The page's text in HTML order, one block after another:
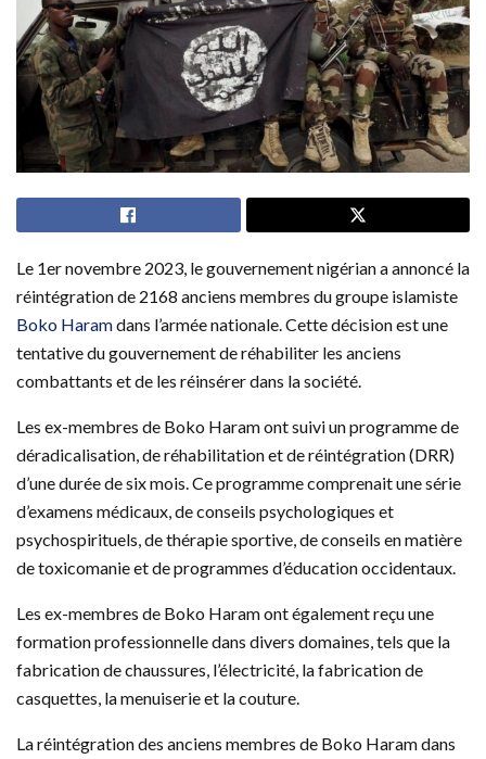
Le 1er novembre 2023, le gouvernement nigérian a annoncé la
réintégration de 2168 anciens membres du groupe islamiste
Boko Haramdans l’armée nationale. Cette décision est une
tentative du gouvernement de réhabiliter les anciens
combattants et de les réinsérer dans la société.
Les ex-membres de Boko Haram ont suivi un programme de
déradicalisation, de réhabilitation et de réintégration (DRR)
d’une durée de six mois. Ce programme comprenait une série
d’examens médicaux, de conseils psychologiques et
psychospirituels, de thérapie sportive, de conseils en matière
de toxicomanie et de programmes d’éducation occidentaux.
Les ex-membres de Boko Haram ont également reçu une
formation professionnelle dans divers domaines, tels que la
fabrication de chaussures, l’électricité, la fabrication de
casquettes, la menuiserie et la couture.
La réintégration des anciens membres de Boko Haram dans